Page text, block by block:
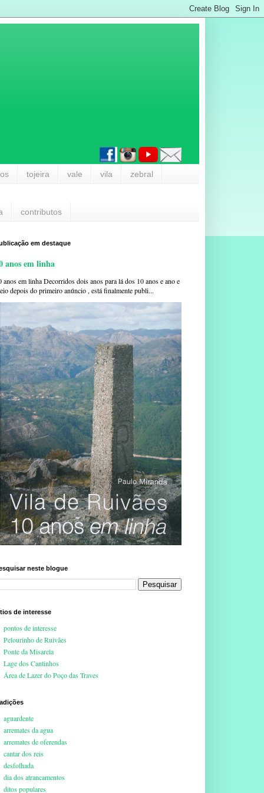
tojeira vale vila zebral
contributos
em destaque
anos em linha
anos em linha Decorridos dois anos para lá dos 10 anos e ano e
depois do primeiro anúncio , está finalmente publi...
neste blogue
de interesse
pontos de interesse
Pelourinho de Ruivães
Ponte da Misarela
Lage dos Cantinhos
Área de Lazer do Poço das Traves
aguardente
arremates da agua
arremates de oferendas
cantar dos reis
desfolhada
dia dos atrancamentos
ditos populares